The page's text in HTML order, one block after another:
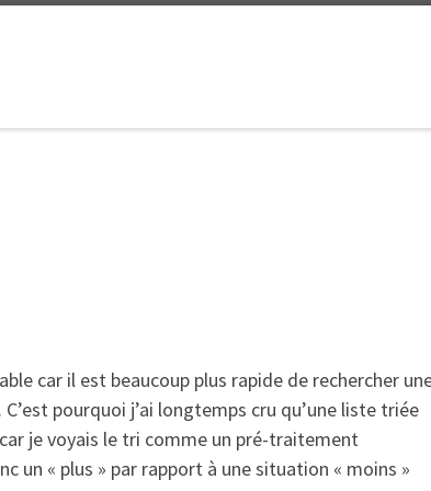
car il est beaucoup plus rapide de rechercher
pourquoi j’ai longtemps cru qu’une liste triée
je voyais le tri comme un pré-traitement
un « plus » par rapport à une situation « moins »